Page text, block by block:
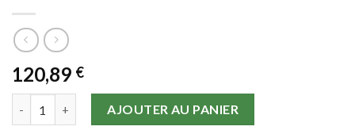
120,89 €
AJOUTER AU PANIER